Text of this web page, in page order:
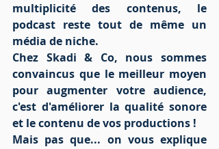
multiplicité des contenus, le
podcast reste tout de même un
média de niche.
Chez Skadi & Co, nous sommes
convaincus que le meilleur moyen
pour augmenter votre audience,
c'est d'améliorer la qualité sonore
et le contenu de vos productions !
Mais pas que... on vous explique